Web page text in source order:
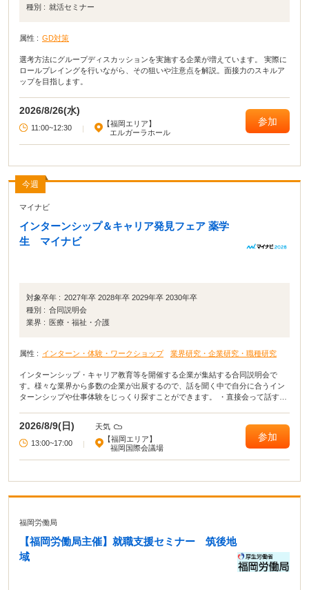
種別 : 就活セミナー
属性 : GD対策
選考方法にグループディスカッションを実施する企業が増えています。 実際に
ロールプレイングを行いながら、その狙いや注意点を解説。面接力のスキルア
ップを目指します。
2026/8/26(水)
11:00~12:30 |
【福岡エリア】
エルガーラホール
参加
今週
マイナビ
インターンシップ＆キャリア発見フェア 薬学
生 マイナビ
対象卒年 : 2027年卒 2028年卒 2029年卒 2030年卒
種別 : 合同説明会
業界 :
医療・福祉・介護
属性 : インターン・体験・ワークショップ 業界研究・企業研究・職種研究
インターンシップ・キャリア教育等を開催する企業が集結する合同説明会で
す。様々な業界から多数の企業が出展するので、話を聞く中で自分に合うイン
ターンシップや仕事体験をじっくり探すことができます。 ・直接会って話すこ
2026/8/9(日)
天気
13:00~17:00
|
【福岡エリア】
福岡国際会議場
参加
福岡労働局
【福岡労働局主催】就職支援セミナー 筑後地
域